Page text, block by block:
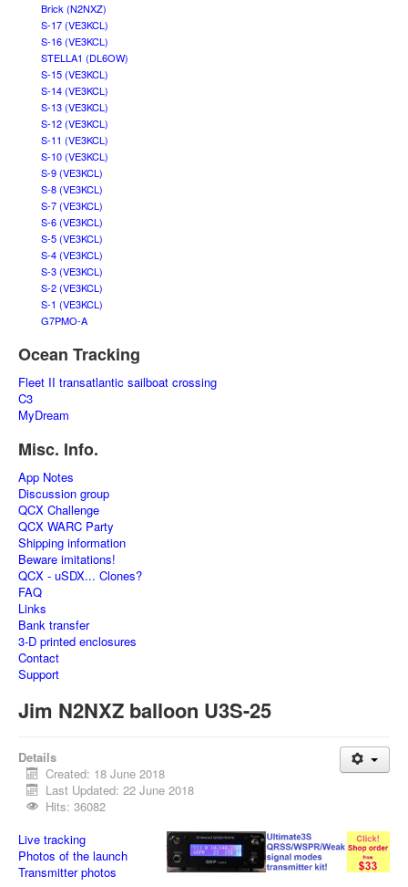
Brick (N2NXZ)
S-17 (VE3KCL)
S-16 (VE3KCL)
STELLA1 (DL6OW)
S-15 (VE3KCL)
S-14 (VE3KCL)
S-13 (VE3KCL)
S-12 (VE3KCL)
S-11 (VE3KCL)
S-10 (VE3KCL)
S-9 (VE3KCL)
S-8 (VE3KCL)
S-7 (VE3KCL)
S-6 (VE3KCL)
S-5 (VE3KCL)
S-4 (VE3KCL)
S-3 (VE3KCL)
S-2 (VE3KCL)
S-1 (VE3KCL)
G7PMO-A
Ocean Tracking
Fleet II transatlantic sailboat crossing
C3
MyDream
Misc. Info.
App Notes
Discussion group
QCX Challenge
QCX WARC Party
Shipping information
Beware imitations!
QCX - uSDX... Clones?
FAQ
Links
Bank transfer
3-D printed enclosures
Contact
Support
Jim N2NXZ balloon U3S-25
Details
Created: 18 June 2018
Last Updated: 22 June 2018
Hits: 36082
Live tracking
Photos of the launch
Transmitter photos